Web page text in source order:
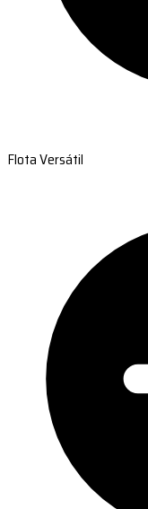
Flota Versátil